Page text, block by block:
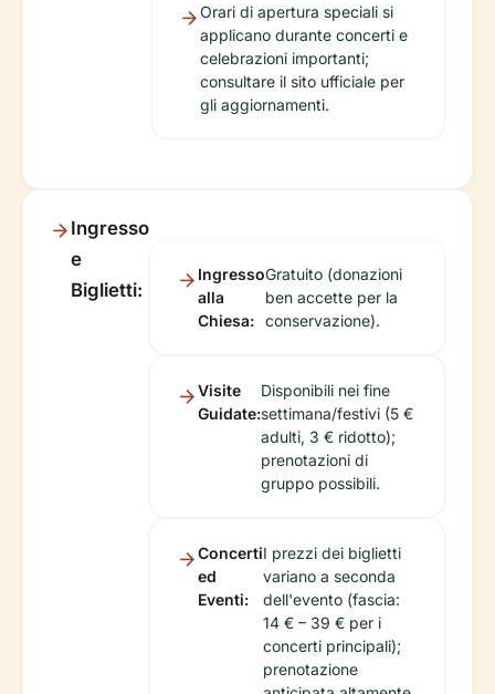
Orari di apertura speciali si
applicano durante concerti e
celebrazioni importanti;
consultare il sito ufficiale per
gli aggiornamenti.
Ingresso
e
Biglietti:
Ingresso
alla
Chiesa:
Gratuito (donazioni
ben accette per la
conservazione).
Visite
Guidate:
Disponibili nei fine
settimana/festivi (5 €
adulti, 3 € ridotto);
prenotazioni di
gruppo possibili.
Concerti
ed
Eventi:
I prezzi dei biglietti
variano a seconda
dell'evento (fascia:
14 € – 39 € per i
concerti principali);
prenotazione